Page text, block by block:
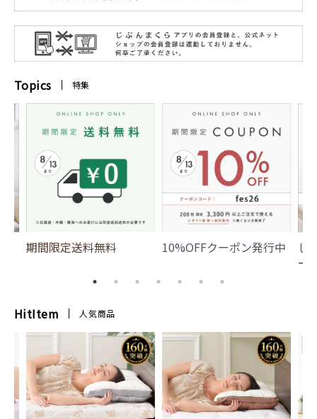
Topics 特集
期間限定送料無料 10%OFFクーポン発行中
じ
ー
HitItem 人気商品